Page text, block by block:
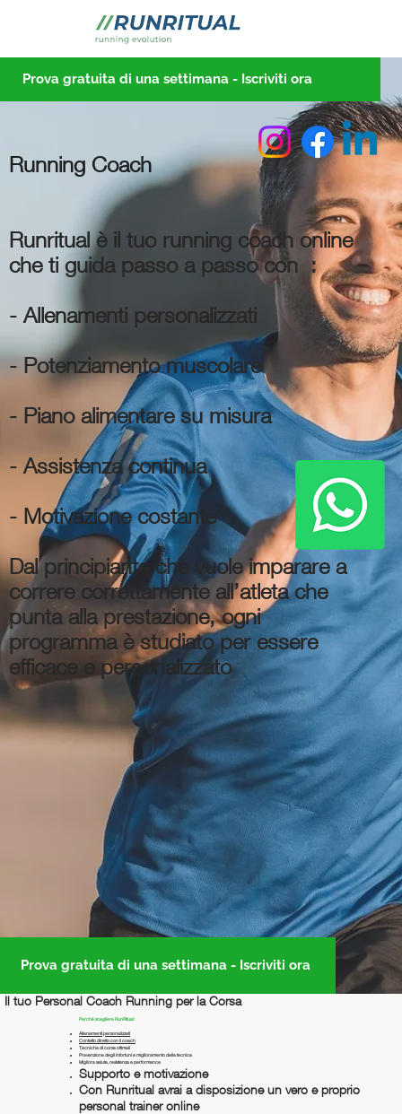
Prova gratuita di una settimana - Iscriviti ora
Running Coach
Runritual è il tuo running coach online
che ti guida passo a passo con :
- Allenamenti personalizzati
- Potenziamento muscolare
- Piano alimentare su misura
- Assistenza continua
- Motivazione costante
Dal principiante che vuole imparare a
correre correttamente all’atleta che
punta alla prestazione, ogni
programma è studiato per essere
efficace e personalizzato
Prova gratuita di una settimana - Iscriviti ora
Il tuo Personal Coach Running per la Corsa
Perché scegliere RunRitual:
Allenamenti personalizzati
Contatto diretto con il coach
Tecniche di corsa ottimali
Prevenzione degli infortuni e miglioramento della tecnica
Migliora salute, resistenza e performance
Supporto e motivazione
Con Runritual avrai a disposizione un vero e proprio
personal trainer online